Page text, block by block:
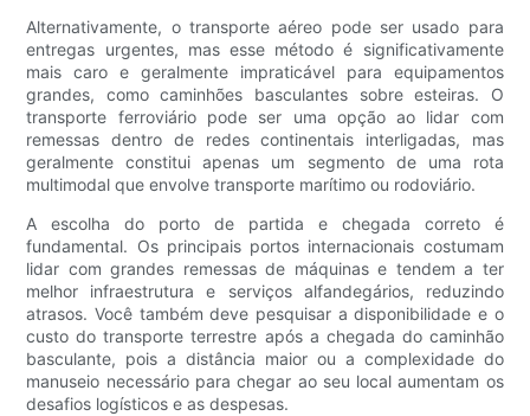
Alternativamente, o transporte aéreo pode ser usado para
entregas urgentes, mas esse método é significativamente
mais caro e geralmente impraticável para equipamentos
grandes, como caminhões basculantes sobre esteiras. O
transporte ferroviário pode ser uma opção ao lidar com
remessas dentro de redes continentais interligadas, mas
geralmente constitui apenas um segmento de uma rota
multimodal que envolve transporte marítimo ou rodoviário.
A escolha do porto de partida e chegada correto é
fundamental. Os principais portos internacionais costumam
lidar com grandes remessas de máquinas e tendem a ter
melhor infraestrutura e serviços alfandegários, reduzindo
atrasos. Você também deve pesquisar a disponibilidade e o
custo do transporte terrestre após a chegada do caminhão
basculante, pois a distância maior ou a complexidade do
manuseio necessário para chegar ao seu local aumentam os
desafios logísticos e as despesas.